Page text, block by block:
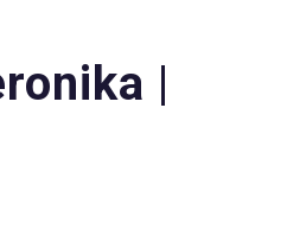
|